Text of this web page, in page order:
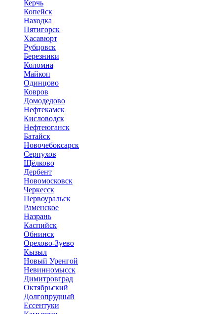
Керчь
Копейск
Находка
Пятигорск
Хасавюрт
Рубцовск
Березники
Коломна
Майкоп
Одинцово
Ковров
Домодедово
Нефтекамск
Кисловодск
Нефтеюганск
Батайск
Новочебоксарск
Серпухов
Щёлково
Дербент
Новомосковск
Черкесск
Первоуральск
Раменское
Назрань
Каспийск
Обнинск
Орехово-Зуево
Кызыл
Новый Уренгой
Невинномысск
Димитровград
Октябрьский
Долгопрудный
Ессентуки